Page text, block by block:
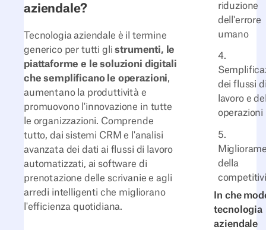
riduzione
dell'errore
umano
4.
dei flussi
lavoro e
operazioni
5.
della
In che
tecnologia
aziendale
aziendale?
Tecnologia aziendale è il termine
generico per tutti glistrumenti, le
piattaforme e le soluzioni digitali
che semplificano le operazioni,
aumentano la produttività e
promuovono l'innovazione in tutte
le organizzazioni. Comprende
tutto, dai sistemi CRM e l'analisi
avanzata dei dati ai flussi di lavoro
automatizzati, ai software di
prenotazione delle scrivanie e agli
arredi intelligenti che migliorano
l'efficienza quotidiana.